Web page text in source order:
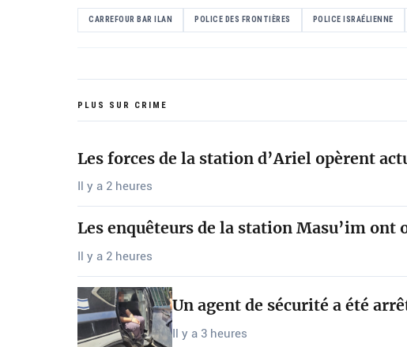
CARREFOUR BAR ILAN POLICE DES FRONTIÈRES POLICE ISRAÉLIENNE
PLUS SUR CRIME
Les forces de la station d’Ariel opèrent
Il y a 2 heures
Les enquêteurs de la station Masu’im ont
Il y a 2 heures
Un agent de sécurité a été
Il y a 3 heures